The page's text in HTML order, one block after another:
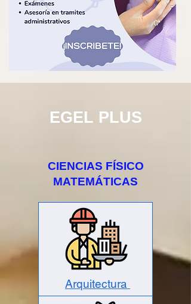
EGEL PLUS
CIENCIAS FÍSICO
MATEMÁTICAS
Arquitectura